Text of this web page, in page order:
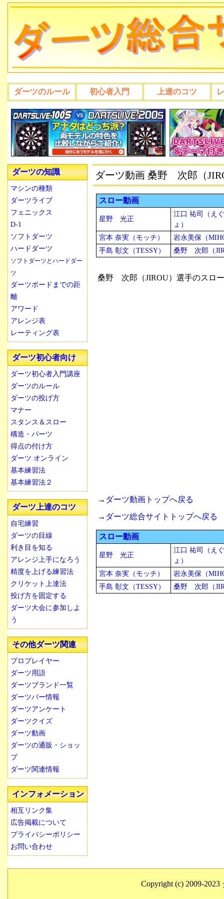
ダーツのルール 初心者入門 上達のコツ
ダーツ動画 桑野 次郎（
スロー動画
星野 光正
江口 祐司（え
ょ）
宮本 奈実（モッチ）
岩永美保（
手島 彰文（TESSY）
桑野 次郎（
桑野 次郎（JIROU）選手のスロ
→ ダーツ動画トップへ戻る
→ ダーツ総合サイトトップへ戻る
スロー動画
星野 光正
江口 祐司（え
ょ）
宮本 奈実（モッチ）
岩永美保（
手島 彰文（TESSY）
桑野 次郎（
ダーツの知識
マシンの種類
ダーツライブ
フェニックス
D-1
ソフトダーツ
ハードダーツ
ソフトダーツとハードダー
ツ
ダーツボードまでの距
離
アワード
アレンジ表
レーティング表
ダーツ初心者向け
ダーツ初心者入門講座
ダーツのルール
ダーツの投げ方
マナー
スタンス＆スロー
構造・パーツ
得点の付け方
ダーツ オンライン
基本練習法
基本練習法２
ダーツ上達のコツ
自宅練習
ダーツの目線
利き目を知る
アレンジ上手になろう
精度を上げる練習法
クリケット上達法
投げ方を固定する
ダーツ大会に参加しよ
う
その他ダーツ関連
プロプレイヤー
ダーツ用語
ダーツブランド一覧
ダーツバー情報
ダーツアンケート
ダーツクイズ
ダーツ動画
ダーツの通販・ショッ
プ
ダーツ関連情報
インフォメーション
相互リンク集
広告掲載について
プライバシーポリシー
お問い合わせ
Copyright (c) 2009-